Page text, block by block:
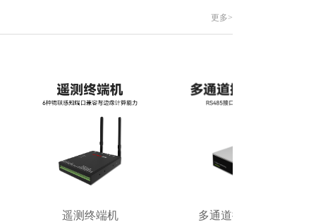
更多>
遥测终端机
多通道振弦采集仪